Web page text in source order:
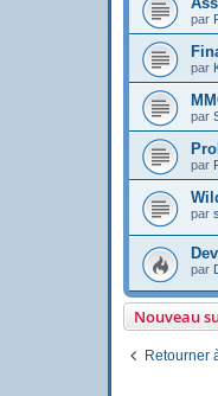
par
par
par
par
par
par
Nouveau
Retourner